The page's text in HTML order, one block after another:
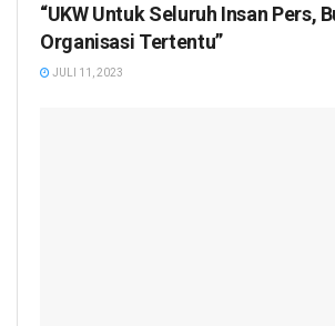
“UKW Untuk Seluruh Insan Pers,
Organisasi Tertentu”
JULI 11, 2023